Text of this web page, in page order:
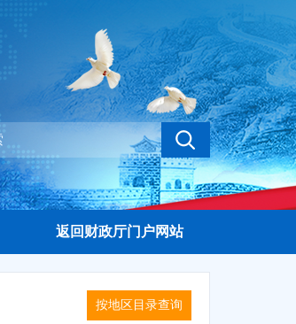
返回财政厅门户网站
按地区目录查询